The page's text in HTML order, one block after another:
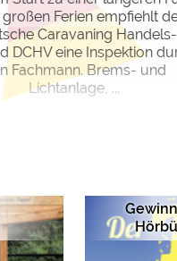
großen Ferien empfiehlt
Caravaning Handels-
DCHV eine Inspektion
Fachmann. Brems- und
Lichtanlage, ...
können jeder Zeit